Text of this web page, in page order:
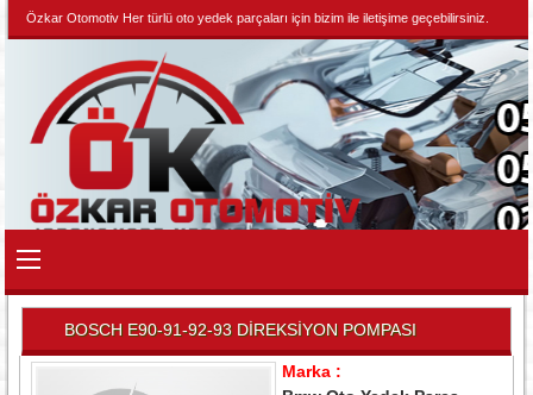
Özkar Otomotiv Her türlü oto yedek parçaları için bizim ile iletişime geçebilirsiniz.
BOSCH E90-91-92-93 DİREKSİYON POMPASI
Marka :